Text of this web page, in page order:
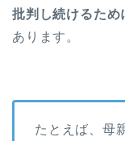
批判し続けるため
あります。
たとえば、母